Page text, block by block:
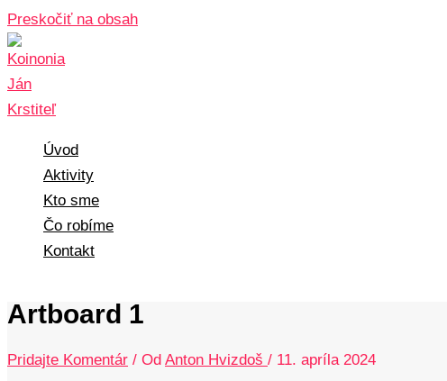
Preskočiť na obsah
Úvod
Aktivity
Kto sme
Čo robíme
Kontakt
Artboard 1
Pridajte Komentár / Od Anton Hvizdoš / 11. apríla 2024